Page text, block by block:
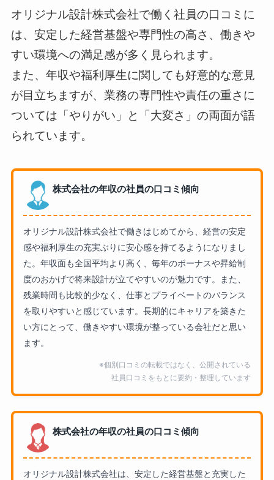
オリジナル設計株式会社で働く社員の口コミに
は、安定した経営基盤や専門性の高さ、働きや
すい環境への満足感が多く見られます。
また、年収や福利厚生に関しても好意的な意見
が目立ちますが、業務の専門性や責任の重さに
ついては「やりがい」と「大変さ」の両面が語
られています。
株式会社の年収の社員の口コミ傾向
オリジナル設計株式会社で働きはじめてから、経営の安定
感や福利厚生の充実ぶりに安心感を持てるようになりまし
た。年収面も全国平均より高く、毎年のボーナスや昇給制
度のおかげで将来設計が立てやすいのが魅力です。また、
残業時間も比較的少なく、仕事とプライベートのバランス
を取りやすいと感じています。長期的にキャリアを築きた
い方にとって、働きやすい環境が整っている会社だと思い
ます。
※個別口コミの転載ではなく、公開されている
社員口コミをもとに要約・整理しています
株式会社の年収の社員の口コミ傾向
オリジナル設計株式会社は、安定した経営基盤と充実した